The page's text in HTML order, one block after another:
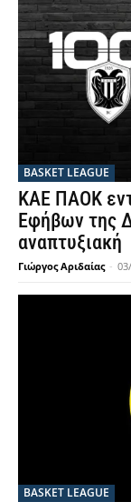
BASKET LEAGUE
ΚΑΕ ΠΑΟΚ
Εφήβων της
αναπτυξιακή
Γιώργος Αριδαίας -
BASKET LEAGUE